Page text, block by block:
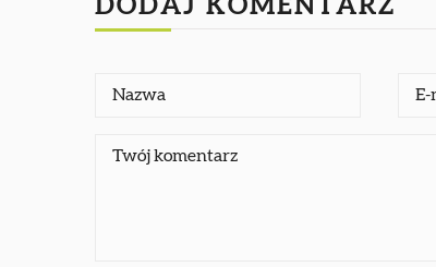
DODAJ KOMENTARZ